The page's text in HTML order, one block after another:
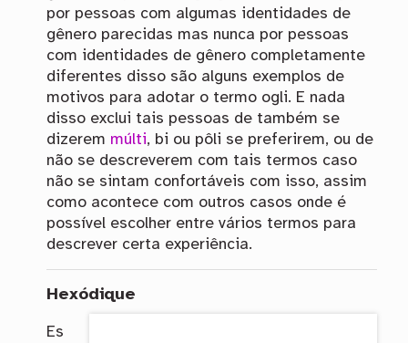
por pessoas com algumas identidades de
gênero parecidas mas nunca por pessoas
com identidades de gênero completamente
diferentes disso são alguns exemplos de
motivos para adotar o termo ogli. E nada
disso exclui tais pessoas de também se
dizerem múlti, bi ou pôli se preferirem, ou de
não se descreverem com tais termos caso
não se sintam confortáveis com isso, assim
como acontece com outros casos onde é
possível escolher entre vários termos para
descrever certa experiência.
Hexódique
Es